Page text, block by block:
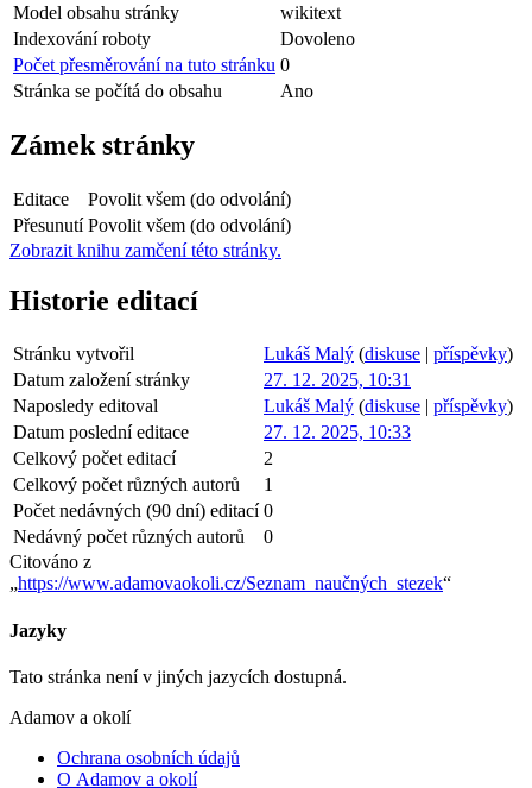
Model obsahu stránky
wikitext
Indexování roboty
Dovoleno
Počet přesměrování na tuto stránku 0
Stránka se počítá do obsahu
Ano
Zámek stránky
Editace
Povolit všem (do odvolání)
Přesunutí Povolit všem (do odvolání)
Zobrazit knihu zamčení této stránky.
Historie editací
Stránku vytvořil Lukáš Malý (diskuse | příspěvky)
Datum založení stránky
27. 12. 2025, 10:31
Naposledy editoval
Lukáš Malý (diskuse | příspěvky)
Datum poslední editace
27. 12. 2025, 10:33
Celkový počet editací
2
Celkový počet různých autorů
1
Počet nedávných (90 dní) editací 0
Nedávný počet různých autorů
0
Citováno z
„https://www.adamovaokoli.cz/Seznam_naučných_stezek“
Jazyky
Tato stránka není v jiných jazycích dostupná.
Adamov a okolí
Ochrana osobních údajů
O Adamov a okolí